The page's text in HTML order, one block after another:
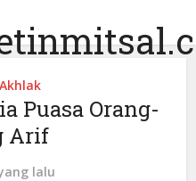
Puasa Orang-
Arif
lalu